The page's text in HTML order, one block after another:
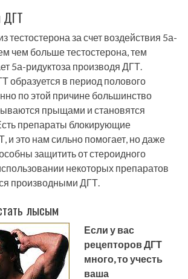
ДГТ
тестостерона за счет воздействия 5а-
чем больше тестостерона, тем
5а-ридуктоза производя ДГТ.
образуется в период полового
по этой причине большинство
прыщами и становятся
препараты блокирующие
и это нам сильно помогает, но даже
защитить от стероидного
некоторых препаратов
производными ДГТ.
лысым
Если у вас
рецепторов ДГТ
много, то учесть
ваша